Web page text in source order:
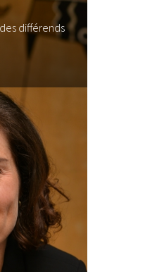
différends